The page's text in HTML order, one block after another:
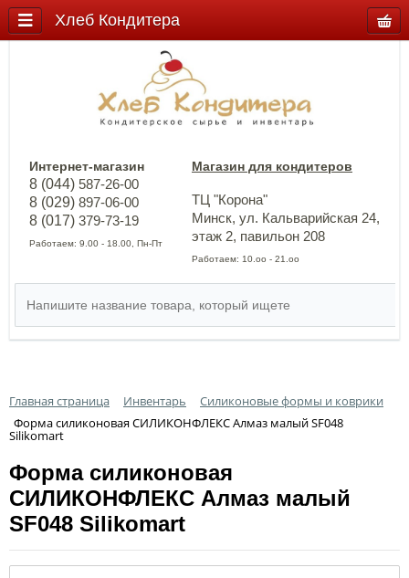
Интернет-магазин
8 (044) 587-26-00
8 (029) 897-06-00
8 (017) 379-73-19
Работаем: 9.00 - 18.00, Пн-Пт
Магазин для кондитеров
ТЦ "Корона"
Минск, ул. Кальварийская 24,
этаж 2, павильон 208
Работаем: 10.оо - 21.оо
Главная страница Инвентарь
Силиконовые формы и коврики
Форма силиконовая СИЛИКОНФЛЕКС Алмаз малый SF048
Silikomart
Форма силиконовая
СИЛИКОНФЛЕКС Алмаз малый
SF048 Silikomart
Хлеб Кондитера